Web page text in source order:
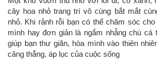
cây hoa nhỏ trang trí vô cùng bắt mắt
nhỏ. Khi rảnh rỗi bạn có thể chăm sóc
mình hay đơn giản là ngắm nhẵng chú cá
giúp bạn thư giãn, hòa mình vào thiên
căng thẳng, áp lục của cuộc sống